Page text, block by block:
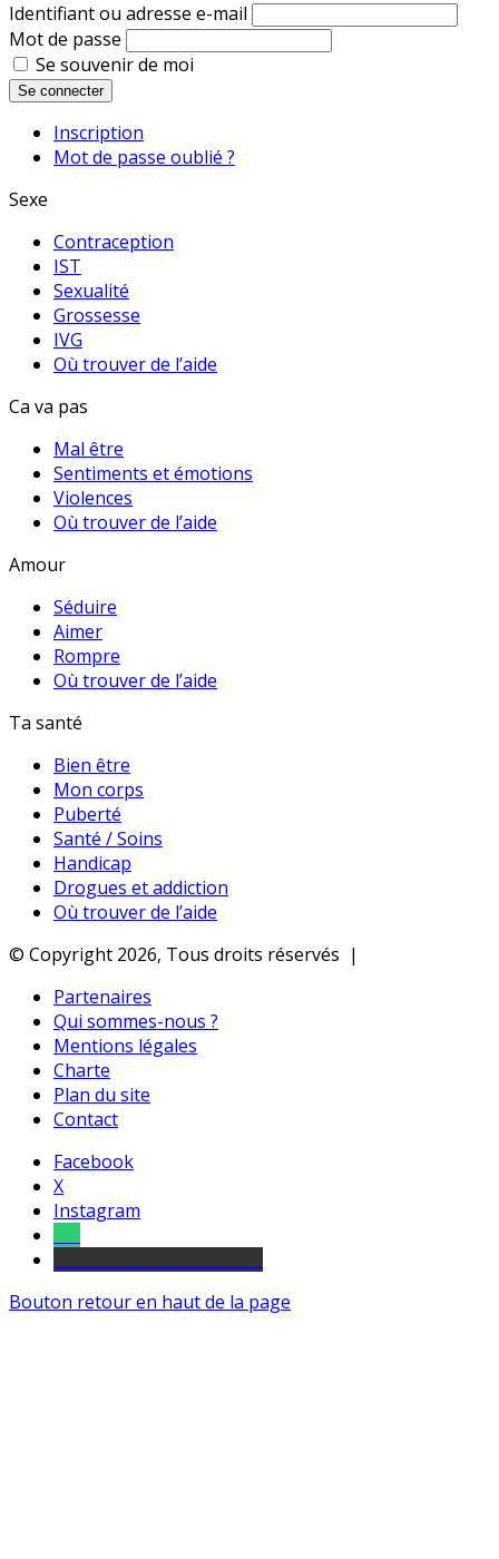
Identifiant ou adresse e-mail
Mot de passe
Se souvenir de moi
Se connecter
Inscription
Mot de passe oublié ?
Sexe
Contraception
IST
Sexualité
Grossesse
IVG
Où trouver de l’aide
Ca va pas
Mal être
Sentiments et émotions
Violences
Où trouver de l’aide
Amour
Séduire
Aimer
Rompre
Où trouver de l’aide
Ta santé
Bien être
Mon corps
Puberté
Santé / Soins
Handicap
Drogues et addiction
Où trouver de l’aide
© Copyright 2026, Tous droits réservés |
Partenaires
Qui sommes-nous ?
Mentions légales
Charte
Plan du site
Contact
Facebook
X
Instagram
Bouton retour en haut de la page